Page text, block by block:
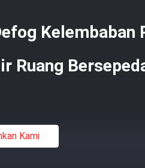
Kelembaban
Ruang
Kami